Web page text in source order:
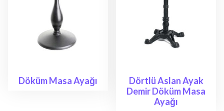
Döküm Masa Ayağı
Dörtlü Aslan Ayak
Demir Döküm Masa
Ayağı